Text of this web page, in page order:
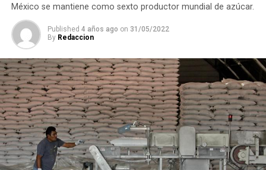
México se mantiene como sexto productor mundial de azúcar.
Published 4 años ago on 31/05/2022
By Redaccion